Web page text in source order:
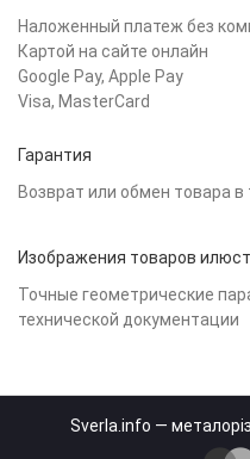
Наложенный платеж без
Картой на сайте онлайн
Google Pay, Apple Pay
Visa, MasterCard
Гарантия
Возврат или обмен товара в
Изображения товаров
Точные геометрические
технической документации
Sverla.info —